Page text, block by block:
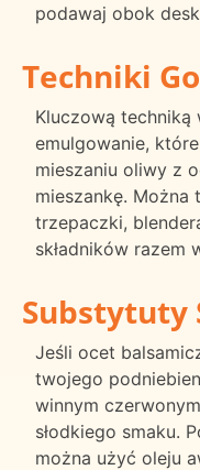
podawaj obok
Techniki
Kluczową
emulgowanie,
mieszaniu oliwy z
mieszankę. Można
trzepaczki,
składników razem
Substytuty
Jeśli ocet
twojego
winnym
słodkiego smaku.
można użyć oleju